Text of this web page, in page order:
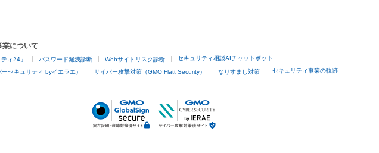
業について
ィ24」 パスワード漏洩診断 Webサイトリスク診断 セキュリティ相談AIチャットボット
セキュリティ byイエラエ） サイバー攻撃対策（GMO Flatt Security） なりすまし対策 セキュリティ事業の軌跡